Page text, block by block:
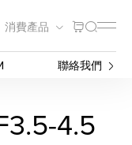
消費產品
聯絡我們
4.5